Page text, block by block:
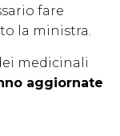
fare
la ministra.
medicinali
aggiornate